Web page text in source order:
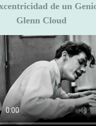
de un
Glenn Cloud